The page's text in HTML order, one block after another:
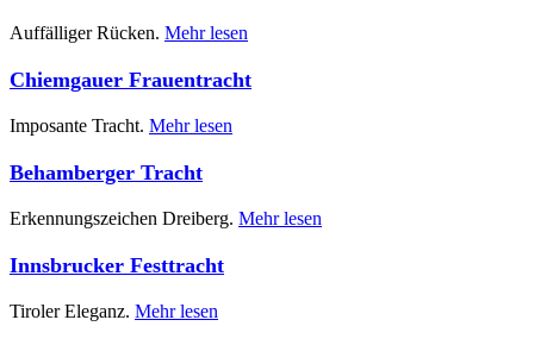
Auffälliger Rücken. Mehr lesen
Chiemgauer Frauentracht
Imposante Tracht. Mehr lesen
Behamberger Tracht
Erkennungszeichen Dreiberg. Mehr lesen
Innsbrucker Festtracht
Tiroler Eleganz. Mehr lesen